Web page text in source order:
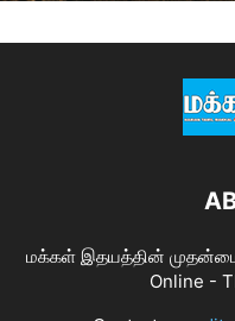
மக்கள் இதயத்தின்
Online -